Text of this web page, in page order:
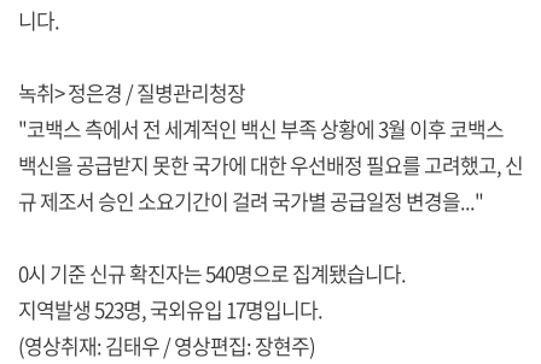
니다.
녹취> 정은경 / 질병관리청장
"코백스 측에서 전 세계적인 백신 부족 상황에 3월 이후 코백스
백신을 공급받지 못한 국가에 대한 우선배정 필요를 고려했고, 신
규 제조서 승인 소요기간이 걸려 국가별 공급일정 변경을..."
0시 기준 신규 확진자는 540명으로 집계됐습니다.
지역발생 523명, 국외유입 17명입니다.
(영상취재: 김태우 / 영상편집: 장현주)